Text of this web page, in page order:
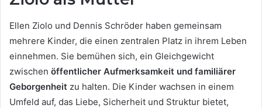
Ellen Ziolo und Dennis Schröder haben gemeinsam
mehrere Kinder, die einen zentralen Platz in ihrem Leben
einnehmen. Sie bemühen sich, ein Gleichgewicht
zwischen öffentlicher Aufmerksamkeit und familiärer
Geborgenheit zu halten. Die Kinder wachsen in einem
Umfeld auf, das Liebe, Sicherheit und Struktur bietet,